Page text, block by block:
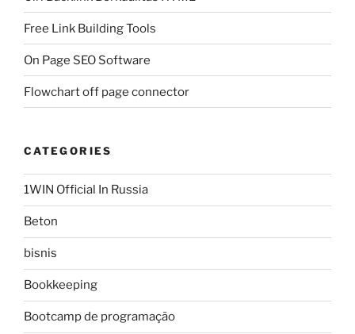
Free Link Building Tools
On Page SEO Software
Flowchart off page connector
CATEGORIES
1WIN Official In Russia
Beton
bisnis
Bookkeeping
Bootcamp de programação